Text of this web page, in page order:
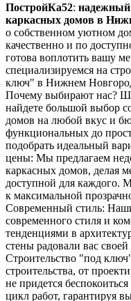
ПостройКа52: надежный
каркасных домов в
о собственном уютном
качественно и по
готова воплотить вашу
специализируемся на
ключ" в Нижнем
Почему выбирают нас?
найдете большой выбор
домов на любой вкус и
функциональных до
подобрать идеальный
цены: Мы предлагаем
каркасных домов, делая
доступной для каждого.
к максимальной
Современный стиль:
современного стиля и
тенденциями в
стены радовали вас
Строительство "под
строительства, от
не придется
цикл работ, гарантируя